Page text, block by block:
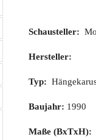
Schausteller:
Hersteller:
Typ:
Baujahr: 1990
Maße (BxTxH):